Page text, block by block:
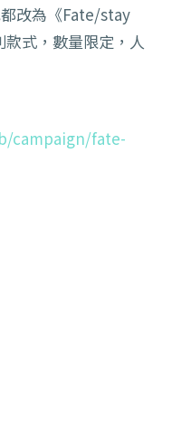
改為《Fate/stay
式，數量限定，人
campaign/fate-